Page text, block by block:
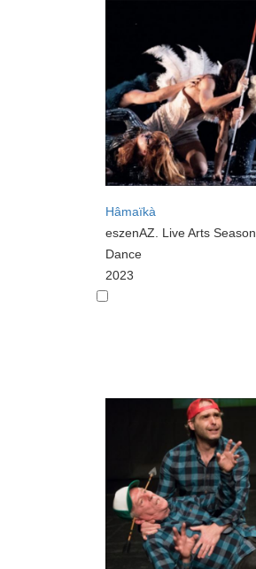
Hâmaïkà
eszenAZ. Live Arts Season
Dance
2023